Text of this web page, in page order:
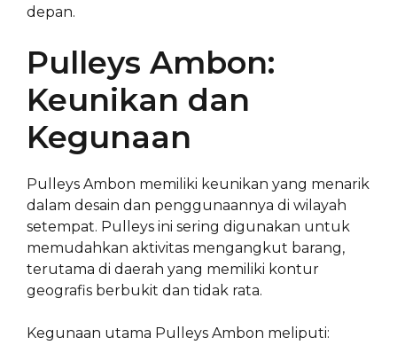
depan.
Pulleys Ambon:
Keunikan dan
Kegunaan
Pulleys Ambon memiliki keunikan yang menarik
dalam desain dan penggunaannya di wilayah
setempat. Pulleys ini sering digunakan untuk
memudahkan aktivitas mengangkut barang,
terutama di daerah yang memiliki kontur
geografis berbukit dan tidak rata.
Kegunaan utama Pulleys Ambon meliputi: